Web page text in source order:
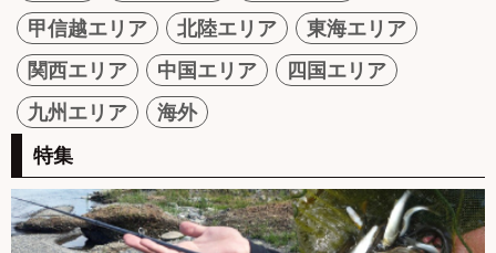
甲信越エリア
北陸エリア
東海エリア
関西エリア
中国エリア
四国エリア
九州エリア
海外
特集